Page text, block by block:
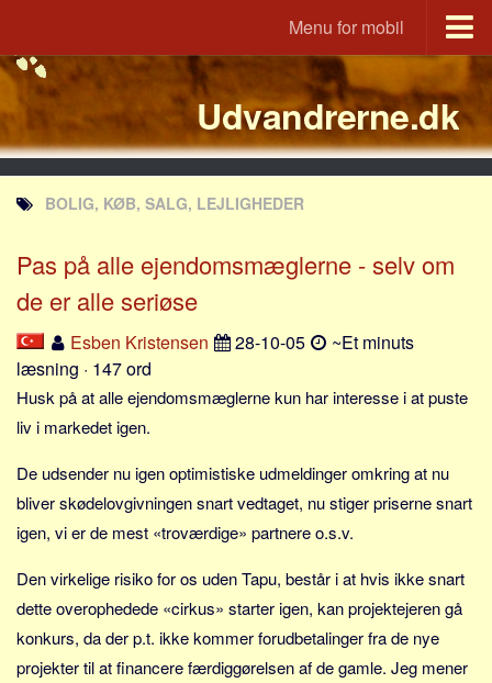
Menu for mobil
Portal
Udvandrerne.dk
Utvandrerne.no
Utvandrarna.se
Tyskland.dk
England.dk
Rusland.dk
Lande
Tyrkiet
Spanien
Frankrig
Sverige
Norge
Thailand
Italien
Grækenland
USA
Udvandrerne.dk
BOLIG, KØB, SALG, LEJLIGHEDER
Pas på alle ejendomsmæglerne - selv om
de er alle seriøse
Esben Kristensen 28-10-05
~Et minuts
læsning · 147 ord
Husk på at alle ejendomsmæglerne kun har interesse i at puste
liv i markedet igen.
De udsender nu igen optimistiske udmeldinger omkring at nu
bliver skødelovgivningen snart vedtaget, nu stiger priserne snart
igen, vi er de mest «troværdige» partnere o.s.v.
Den virkelige risiko for os uden Tapu, består i at hvis ikke snart
dette overophedede «cirkus» starter igen, kan projektejeren gå
konkurs, da der p.t. ikke kommer forudbetalinger fra de nye
projekter til at financere færdiggørelsen af de gamle. Jeg mener